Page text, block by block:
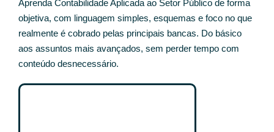
Aprenda Contabilidade Aplicada ao Setor Público de forma
objetiva, com linguagem simples, esquemas e foco no que
realmente é cobrado pelas principais bancas. Do básico
aos assuntos mais avançados, sem perder tempo com
conteúdo desnecessário.